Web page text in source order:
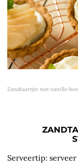
Zandtaartjes met vanille-
Serveertip: